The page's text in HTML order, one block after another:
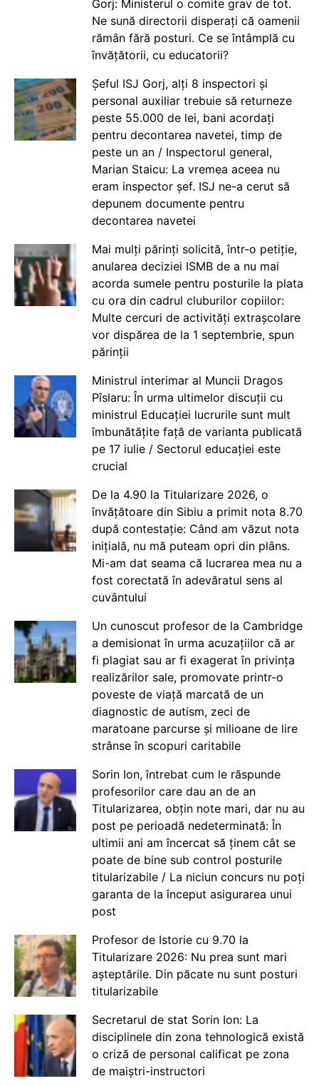
Gorj: Ministerul o comite grav de tot.
Ne sună directorii disperați că oamenii
rămân fără posturi. Ce se întâmplă cu
învățătorii, cu educatorii?
Șeful ISJ Gorj, alți 8 inspectori și
personal auxiliar trebuie să returneze
peste 55.000 de lei, bani acordați
pentru decontarea navetei, timp de
peste un an / Inspectorul general,
Marian Staicu: La vremea aceea nu
eram inspector șef. ISJ ne-a cerut să
depunem documente pentru
decontarea navetei
Mai mulți părinți solicită, într-o petiție,
anularea deciziei ISMB de a nu mai
acorda sumele pentru posturile la plata
cu ora din cadrul cluburilor copiilor:
Multe cercuri de activități extrașcolare
vor dispărea de la 1 septembrie, spun
părinții
Ministrul interimar al Muncii Dragos
Pîslaru: În urma ultimelor discuții cu
ministrul Educației lucrurile sunt mult
îmbunătățite față de varianta publicată
pe 17 iulie / Sectorul educației este
crucial
De la 4.90 la Titularizare 2026, o
învățătoare din Sibiu a primit nota 8.70
după contestație: Când am văzut nota
inițială, nu mă puteam opri din plâns.
Mi-am dat seama că lucrarea mea nu a
fost corectată în adevăratul sens al
cuvântului
Un cunoscut profesor de la Cambridge
a demisionat în urma acuzațiilor că ar
fi plagiat sau ar fi exagerat în privința
realizărilor sale, promovate printr-o
poveste de viață marcată de un
diagnostic de autism, zeci de
maratoane parcurse și milioane de lire
strânse în scopuri caritabile
Sorin Ion, întrebat cum le răspunde
profesorilor care dau an de an
Titularizarea, obțin note mari, dar nu au
post pe perioadă nedeterminată: În
ultimii ani am încercat să ținem cât se
poate de bine sub control posturile
titularizabile / La niciun concurs nu poți
garanta de la început asigurarea unui
post
Profesor de Istorie cu 9.70 la
Titularizare 2026: Nu prea sunt mari
așteptările. Din păcate nu sunt posturi
titularizabile
Secretarul de stat Sorin Ion: La
disciplinele din zona tehnologică există
o criză de personal calificat pe zona
de maiștri-instructori